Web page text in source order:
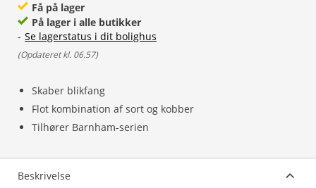
Skaber blikfang
Flot kombination af sort og kobber
Tilhører Barnham-serien
Få på lager
På lager i alle butikker
- Se lagerstatus i dit bolighus
(Opdateret kl. 06.57)
Beskrivelse